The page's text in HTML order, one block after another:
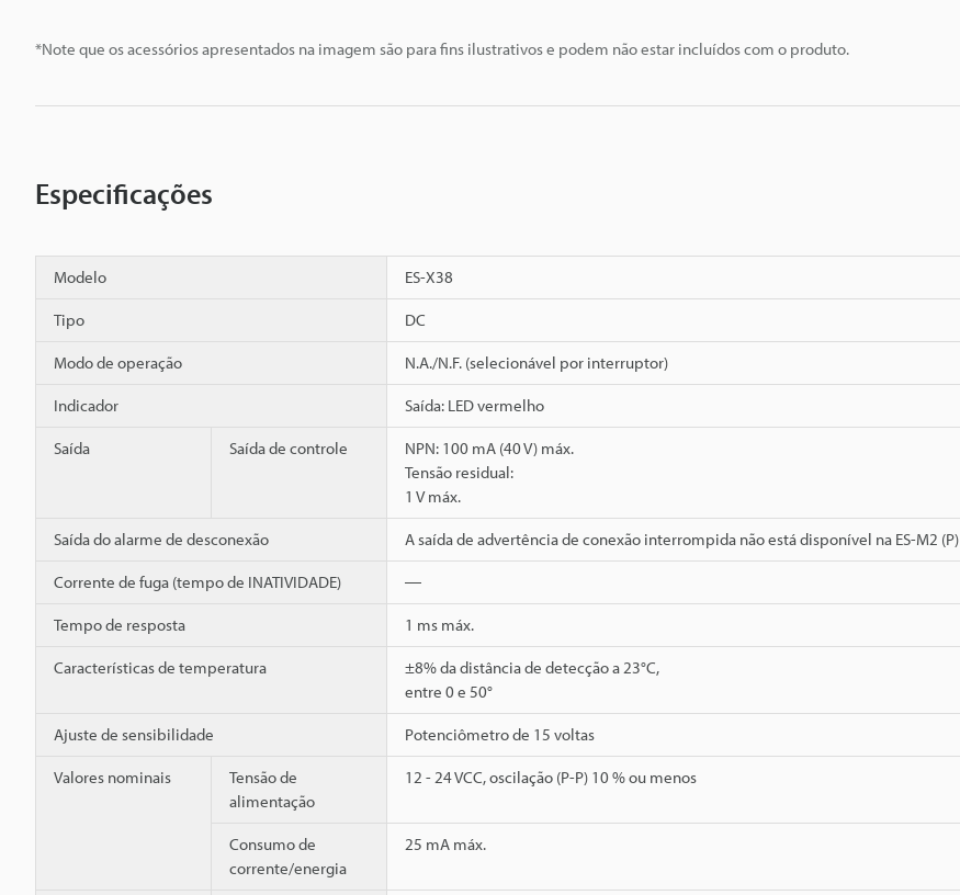
*Note que os acessórios apresentados na imagem são para fins ilustrativos e podem não estar incluídos com o produto.
Especificações
Modelo ES-X38
Tipo DC
Modo de operação N.A./N.F. (selecionável por interruptor)
Indicador Saída: LED vermelho
Saída Saída de controle
NPN: 100 mA (40 V) máx.
Tensão residual:
1 V máx.
Saída do alarme de desconexão A saída de advertência de conexão interrompida não está disponível na ES-M2 (P)
Corrente de fuga (tempo de INATIVIDADE) ―
Tempo de resposta 1 ms máx.
Características de temperatura
±8% da distância de detecção a 23°C,
entre 0 e 50°
Ajuste de sensibilidade Potenciômetro de 15 voltas
Valores nominais
Tensão de
alimentação
12 - 24 VCC, oscilação (P-P) 10 % ou menos
Consumo de
corrente/energia
25 mA máx.